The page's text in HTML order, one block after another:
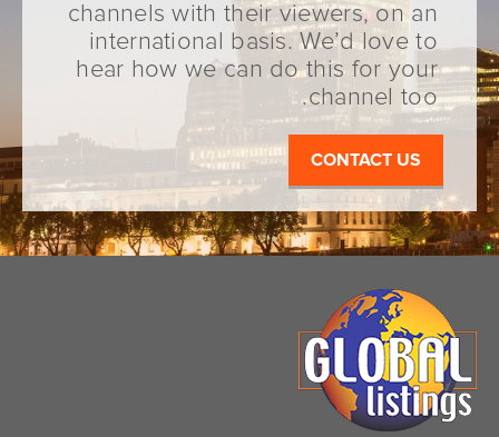
channels with their viewers, on an
international basis. We’d love to
hear how we can do this for your
channel too.
CONTACT US